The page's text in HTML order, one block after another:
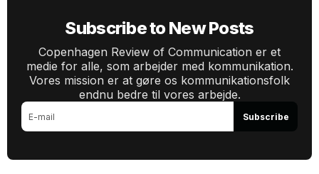
Subscribe to New Posts
Copenhagen Review of Communication er et
medie for alle, som arbejder med kommunikation.
Vores mission er at gøre os kommunikationsfolk
endnu bedre til vores arbejde.
Subscribe